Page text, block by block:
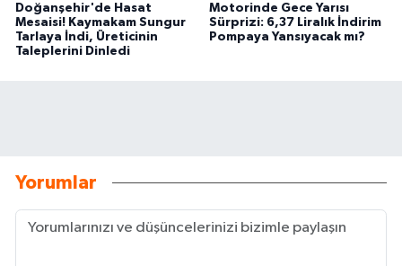
Doğanşehir'de Hasat
Mesaisi! Kaymakam Sungur
Tarlaya İndi, Üreticinin
Taleplerini Dinledi
Motorinde Gece Yarısı
Sürprizi: 6,37 Liralık İndirim
Pompaya Yansıyacak mı?
Yorumlar